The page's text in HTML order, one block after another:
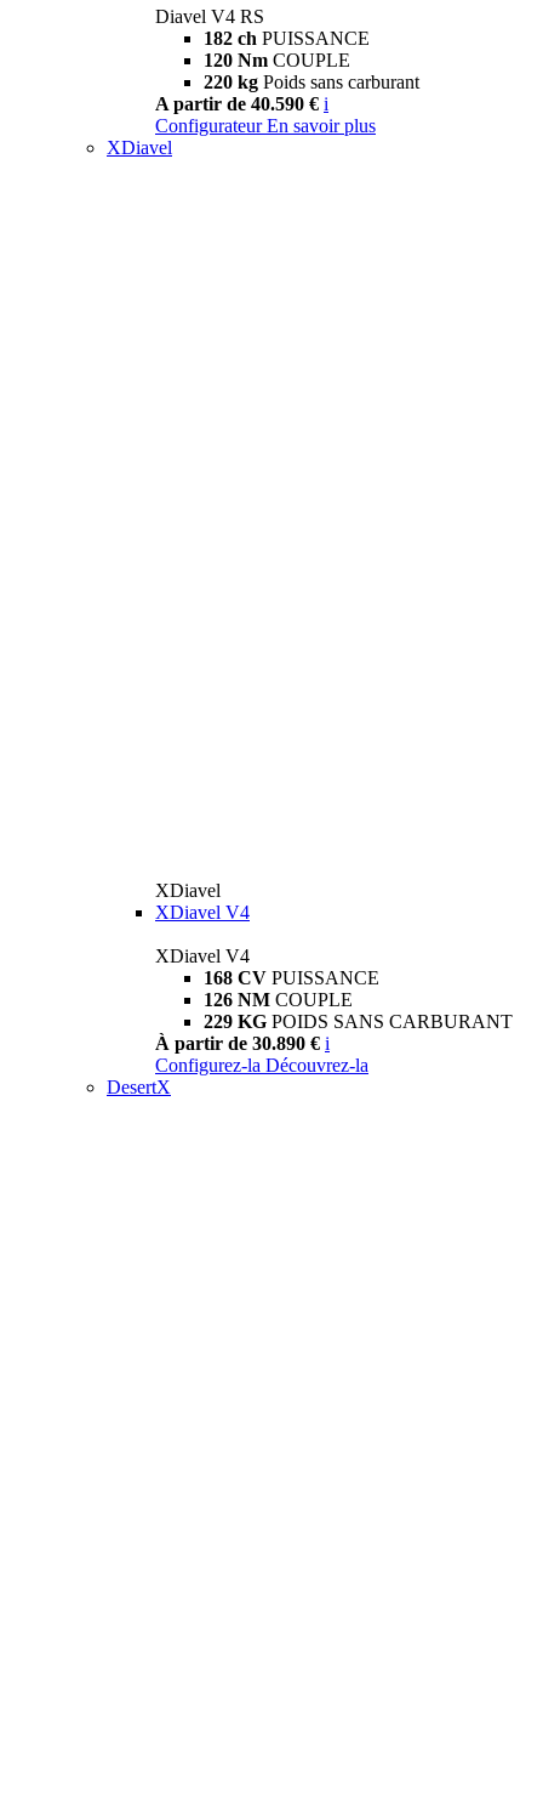
Diavel V4 RS
182 ch PUISSANCE
120 Nm COUPLE
220 kg Poids sans carburant
A partir de 40.590 € i
Configurateur En savoir plus
XDiavel
XDiavel
XDiavel V4
XDiavel V4
168 CV PUISSANCE
126 NM COUPLE
229 KG POIDS SANS CARBURANT
À partir de 30.890 € i
Configurez-la Découvrez-la
DesertX